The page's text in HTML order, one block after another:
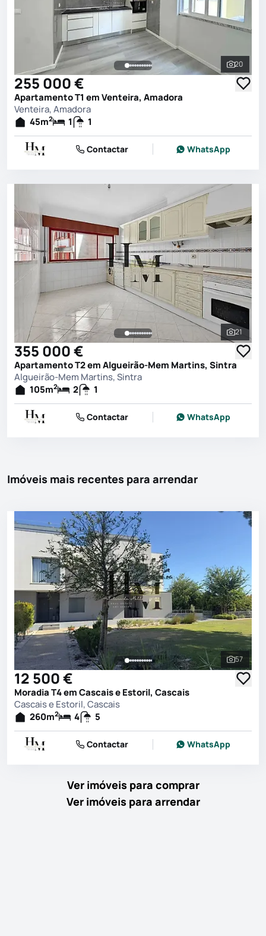
Ver
20
255 000 €
Apartamento T1 em Venteira, Amadora
Venteira, Amadora
45m2 1 1
Contactar WhatsApp
Ver
21
355 000 €
Apartamento T2 em Algueirão-Mem Martins, Sintra
Algueirão-Mem Martins, Sintra
105m2 2 1
Contactar WhatsApp
Imóveis mais recentes para arrendar
Ver
57
12 500 €
Moradia T4 em Cascais e Estoril, Cascais
Cascais e Estoril, Cascais
260m2 4 5
Contactar WhatsApp
Ver imóveis para comprar
Ver imóveis para arrendar